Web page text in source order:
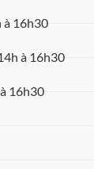
à 16h30
à 16h30
16h30